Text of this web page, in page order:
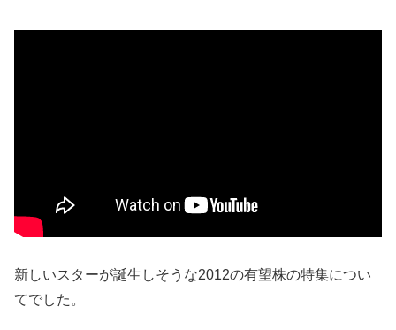
新しいスターが誕生しそうな2012の有望株の特集につい
てでした。